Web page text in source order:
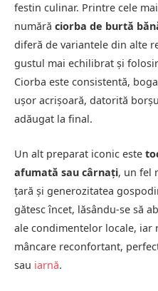
festin culinar. Printre cele
numără ciorba de burtă
diferă de variantele din alte
gustul mai echilibrat și
Ciorba este consistentă,
ușor acrișoară, datorită
adăugat la final.
Un alt preparat iconic este
afumată sau cârnați, un fel
țară și generozitatea
gătesc încet, lăsându-se să
ale condimentelor locale, iar
mâncare reconfortant,
sau iarnă.